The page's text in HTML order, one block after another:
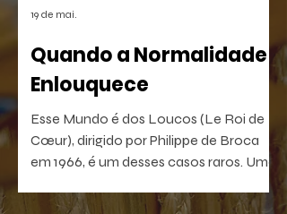
Quando a Normalidade
Enlouquece
Esse Mundo é dos Loucos (Le Roi de
Cœur), dirigido por Philippe de Broca
em 1966, é um desses casos raros. Uma
devastadora no que sugere. Um filme
19 de mai.